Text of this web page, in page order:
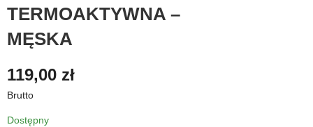
TERMOAKTYWNA –
MĘSKA
119,00 zł
Brutto
Dostępny